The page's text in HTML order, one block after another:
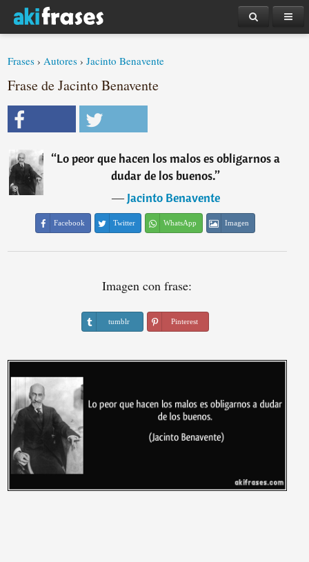
Frases ›Autores ›Jacinto Benavente
Frase de Jacinto Benavente
“Lo peor que hacen los malos es obligarnos a
dudar de los buenos.”
―Jacinto Benavente
Facebook Twitter WhatsApp Imagen
Imagen con frase:
tumblr Pinterest